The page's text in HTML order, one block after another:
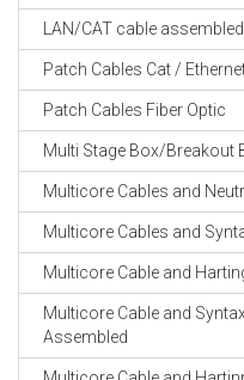
LAN/CAT cable
Patch Cables Cat /
Patch Cables Fiber Optic
Multi Stage Box/Breakout
Multicore Cables and
Multicore Cables and
Multicore Cable and
Multicore Cable and
Assembled